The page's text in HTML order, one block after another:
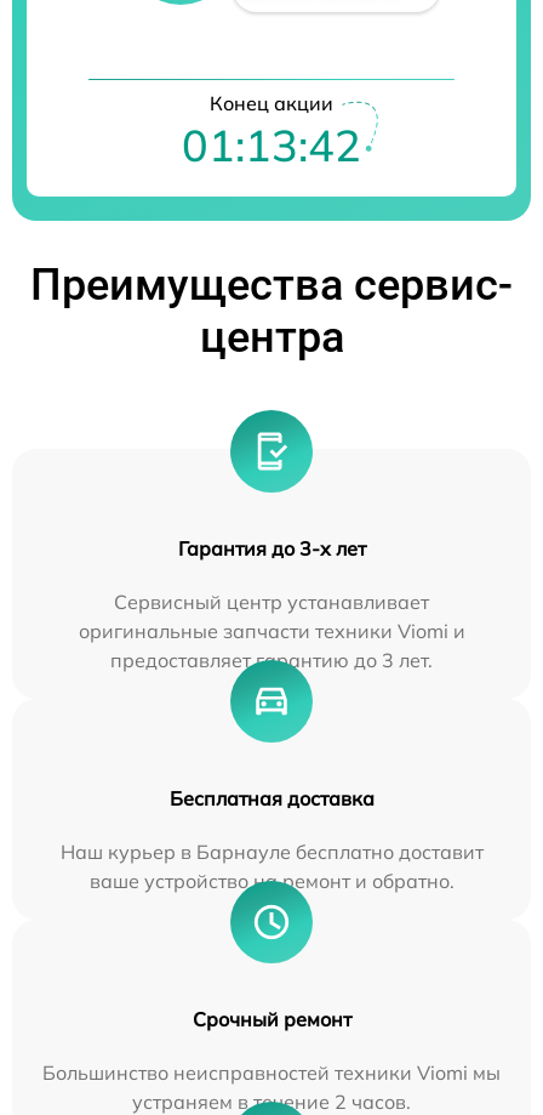
Конец акции
01:13:41
Преимущества сервис-
центра
Гарантия до 3-х лет
Сервисный центр устанавливает
оригинальные запчасти техники Viomi и
предоставляет гарантию до 3 лет.
Бесплатная доставка
Наш курьер в Барнауле бесплатно доставит
ваше устройство на ремонт и обратно.
Срочный ремонт
Большинство неисправностей техники Viomi мы
устраняем в течение 2 часов.